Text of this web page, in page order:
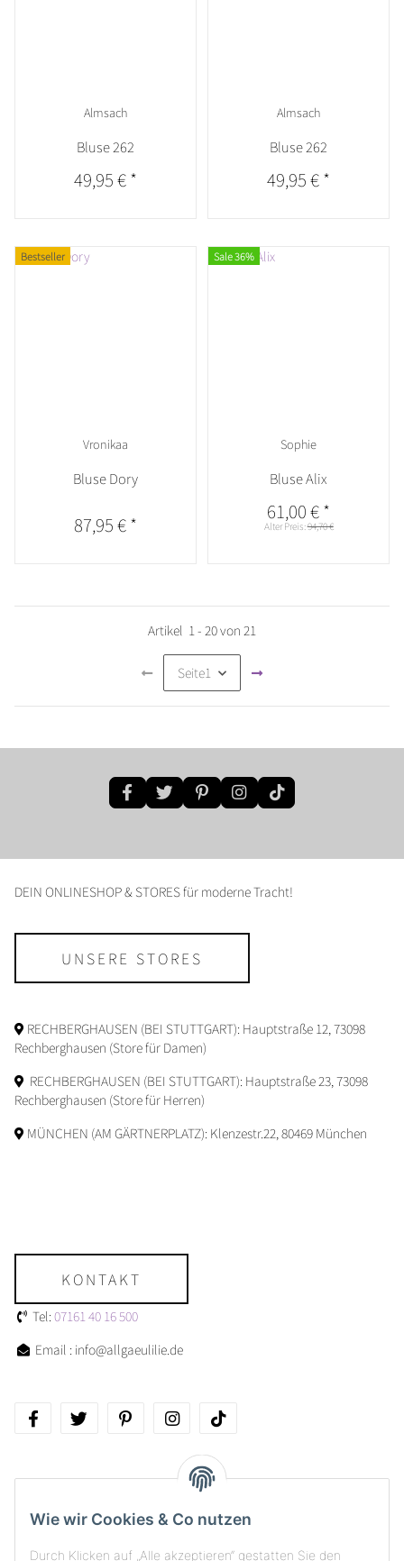
Almsach
Bluse 262
49,95 €*
Almsach
Bluse 262
49,95 €*
Bestseller
Vronikaa
Bluse Dory
87,95 €*
Sale 36%
Sophie
Bluse Alix
61,00 €*
Alter Preis:94,70 €
Artikel 1- 20von 21
Seite1
DEIN ONLINESHOP & STORES für moderne Tracht!
UNSERE STORES
RECHBERGHAUSEN (BEI STUTTGART): Hauptstraße 12, 73098
Rechberghausen (Store für Damen)
RECHBERGHAUSEN (BEI STUTTGART): Hauptstraße 23, 73098
Rechberghausen (Store für Herren)
MÜNCHEN (AM GÄRTNERPLATZ): Klenzestr.22, 80469 München
KONTAKT
Tel: 07161 40 16 500
Email : info@allgaeulilie.de
Wie wir Cookies & Co nutzen
Durch Klicken auf „Alle akzeptieren“ gestatten Sie den